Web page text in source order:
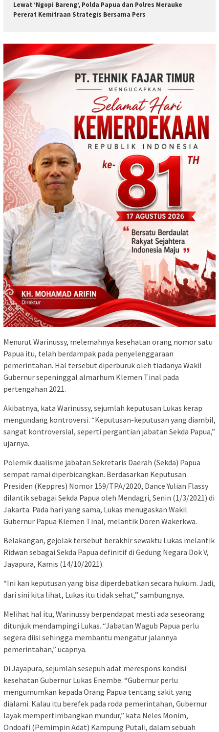
Lewat ‘Ngopi Bareng’, Polda Papua dan Polres Merauke
Pererat Kemitraan Strategis Bersama Pers
Menurut Warinussy, melemahnya kesehatan orang nomor satu
Papua itu, telah berdampak pada penyelenggaraan
pemerintahan. Hal tersebut diperburuk oleh tiadanya Wakil
Gubernur sepeninggal almarhum Klemen Tinal pada
pertengahan 2021.
Akibatnya, kata Warinussy, sejumlah keputusan Lukas kerap
mengundang kontroversi. “Keputusan-keputusan yang diambil,
sangat kontroversial, seperti pergantian jabatan Sekda Papua,”
ujarnya.
Polemik dualisme jabatan Sekretaris Daerah (Sekda) Papua
sempat ramai diperbicangkan. Berdasarkan Keputusan
Presiden (Keppres) Nomor 159/TPA/2020, Dance Yulian Flassy
dilantik sebagai Sekda Papua oleh Mendagri, Senin (1/3/2021) di
Jakarta. Pada hari yang sama, Lukas menugaskan Wakil
Gubernur Papua Klemen Tinal, melantik Doren Wakerkwa.
Belakangan, gejolak tersebut berakhir sewaktu Lukas melantik
Ridwan sebagai Sekda Papua definitif di Gedung Negara Dok V,
Jayapura, Kamis (14/10/2021).
“Ini kan keputusan yang bisa diperdebatkan secara hukum. Jadi,
dari sini kita lihat, Lukas itu tidak sehat,” sambungnya.
Melihat hal itu, Warinussy berpendapat mesti ada seseorang
ditunjuk mendampingi Lukas. “Jabatan Wagub Papua perlu
segera diisi sehingga membantu mengatur jalannya
pemerintahan,” ucapnya.
Di Jayapura, sejumlah sesepuh adat merespons kondisi
kesehatan Gubernur Lukas Enembe. “Gubernur perlu
mengumumkan kepada Orang Papua tentang sakit yang
dialami. Kalau itu berefek pada roda pemerintahan, Gubernur
layak mempertimbangkan mundur,” kata Neles Monim,
Ondoafi (Pemimpin Adat) Kampung Putali, dalam sebuah